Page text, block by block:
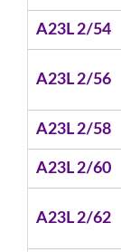
A23L 2/54
A23L 2/56
A23L 2/58
A23L 2/60
A23L 2/62